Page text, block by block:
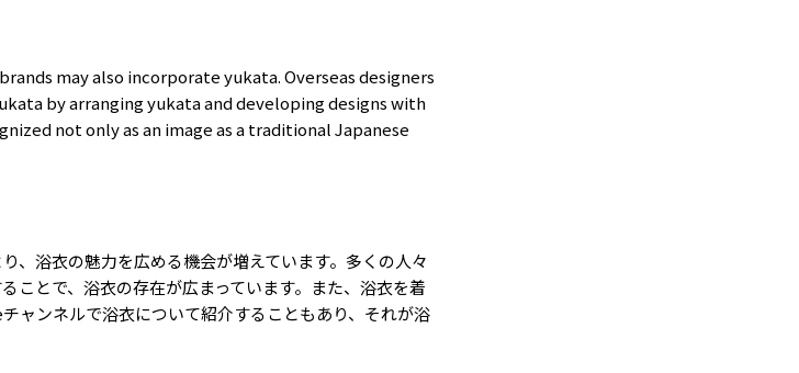
may also incorporate yukata. Overseas designers
by arranging yukata and developing designs with
not only as an image as a traditional Japanese
、浴衣の魅力を広める機会が増えています。多くの人々
ることで、浴衣の存在が広まっています。また、浴衣を着
チャンネルで浴衣について紹介することもあり、それが浴